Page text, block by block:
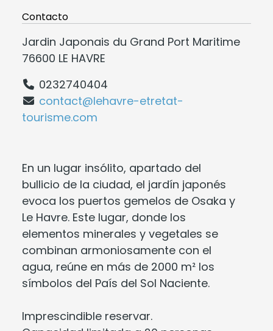
Contacto
Jardin Japonais du Grand Port Maritime
76600 LE HAVRE
0232740404
contact@lehavre-etretat-
tourisme.com
En un lugar insólito, apartado del
bullicio de la ciudad, el jardín japonés
evoca los puertos gemelos de Osaka y
Le Havre. Este lugar, donde los
elementos minerales y vegetales se
combinan armoniosamente con el
agua, reúne en más de 2000 m² los
símbolos del País del Sol Naciente.
Imprescindible reservar.